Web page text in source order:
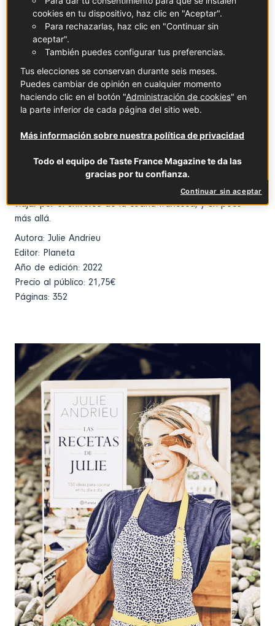
de higos y queso de cabra o el salmón marinado en té
verde.
Cada receta está explicada con mucho detalle y es fácil
de seguir, lo que hace que este libro sea una buena
propuesta tanto para personas novatas en la cocina o
que ya cuenten con una experiencia previa y busquen
recetas nuevas.
Otro dato: cada receta viene acompañada de una breve
introducción en la que Julie nos cuenta su historia
cuestión, lo que le da un toque muy personal y lo hace
más interesante de leer.
Si te gusta la gastronomía (y cocinar), este libro te hará
viajar por el universo de la cocina francesa, y un poco
más allá.
Autora: Julie Andrieu
Editor: Planeta
Año de edición: 2022
Precio al público: 21,75€
Páginas: 352
cookies en tu dispositivo, haz clic en "Aceptar".
Para rechazarlas, haz clic en "Continuar sin
aceptar".
También puedes configurar tus preferencias.
Tus elecciones se conservan durante seis meses.
Puedes cambiar de opinión en cualquier momento
haciendo clic en el botón "Administración de cookies" en
la parte inferior de cada página del sitio web.
Más información sobre nuestra política de privacidad
Todo el equipo de Taste France Magazine te da las
gracias por tu confianza.
Continuar sin aceptar